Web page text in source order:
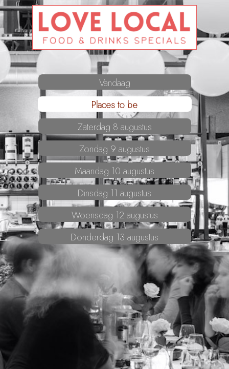
Vandaag
Places to be
Zaterdag 8 augustus
Zondag 9 augustus
Maandag 10 augustus
Dinsdag 11 augustus
Woensdag 12 augustus
Donderdag 13 augustus